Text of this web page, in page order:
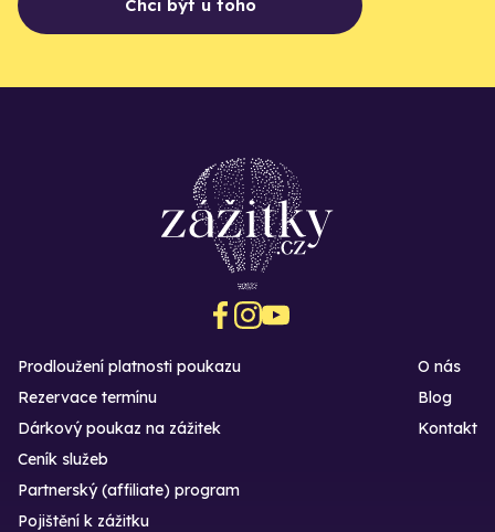
Chci být u toho
Prodloužení platnosti poukazu
Rezervace termínu
Dárkový poukaz na zážitek
O nás
Blog
Kontakt
Ceník služeb
Partnerský (affiliate) program
Pojištění k zážitku